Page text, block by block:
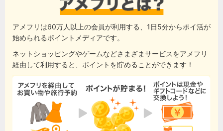
アメフリは60万人以上の会員が利用する、1日5分からポイ活が
始められるポイントメディアです。
ネットショッピングやゲームなどさまざまサービスをアメフリ
経由して利用すると、ポイントを貯めることができます！